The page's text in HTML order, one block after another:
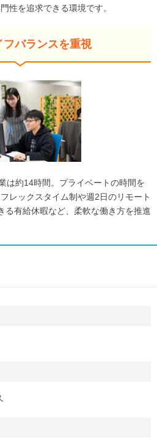
性を追求できる環境です。
フバランスを重視
は約14時間。プライベートの時間を
レックスタイム制や週2日のリモート
る有給休暇など、柔軟な働き方を推進